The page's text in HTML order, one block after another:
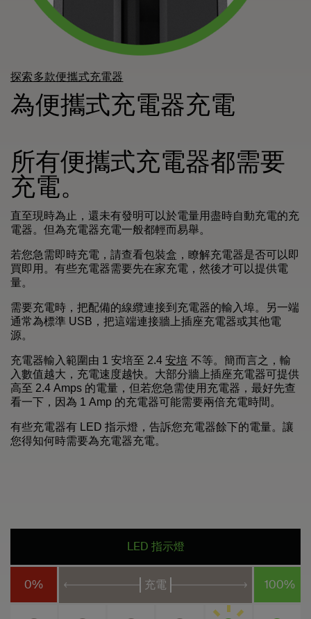
探索多款便攜式充電器
為便攜式充電器充電
所有便攜式充電器都需要
充電。
直至現時為止，還未有發明可以於電量用盡時自動充電的充
電器。但為充電器充電一般都輕而易舉。
若您急需即時充電，請查看包裝盒，瞭解充電器是否可以即
買即用。有些充電器需要先在家充電，然後才可以提供電
量。
需要充電時，把配備的線纜連接到充電器的輸入埠。另一端
通常為標準 USB，把這端連接牆上插座充電器或其他電
源。
充電器輸入範圍由 1 安培至 2.4 安培 不等。簡而言之，輸
入數值越大，充電速度越快。大部分牆上插座充電器可提供
高至 2.4 Amps 的電量，但若您急需使用充電器，最好先查
看一下，因為 1 Amp 的充電器可能需要兩倍充電時間。
有些充電器有 LED 指示燈，告訴您充電器餘下的電量。讓
您得知何時需要為充電器充電。
LED 指示燈
0% 充電 100%